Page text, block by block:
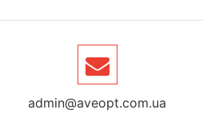
admin@aveopt.com.ua